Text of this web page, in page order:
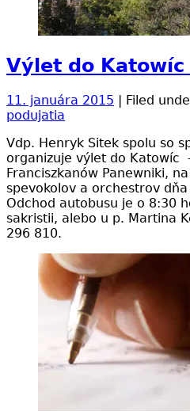
Výlet do
11. januára 2015 | Filed
podujatia
Vdp. Henryk Sitek spolu so
organizuje výlet do Katowíc
Franciszkanów Panewniki,
spevokolov a orchestrov
Odchod autobusu je o 8:30
sakristii, alebo u p. Martina
296 810.